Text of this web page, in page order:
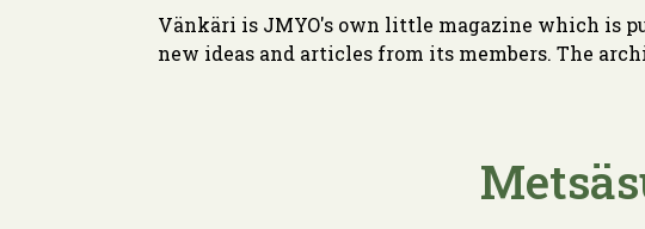
Vänkäri is JMYO's own little magazine which is
new ideas and articles from its members. The